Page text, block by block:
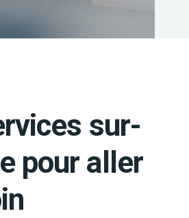
sur-
pour aller